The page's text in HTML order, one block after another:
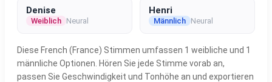
Denise
Weiblich Neural
Henri
Männlich Neural
Diese French (France) Stimmen umfassen 1 weibliche und 1
männliche Optionen. Hören Sie jede Stimme vorab an,
passen Sie Geschwindigkeit und Tonhöhe an und exportieren